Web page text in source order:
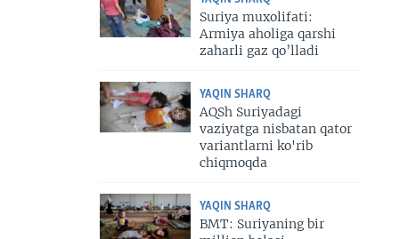
Suriya muxolifati:
Armiya aholiga qarshi
zaharli gaz qo’lladi
YAQIN SHARQ
AQSh Suriyadagi
vaziyatga nisbatan qator
variantlarni ko'rib
chiqmoqda
YAQIN SHARQ
BMT: Suriyaning bir